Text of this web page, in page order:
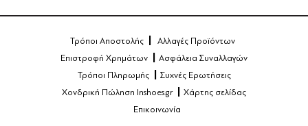
Τρόποι Αποστολής
Αλλαγές Προϊόντων
Επιστροφή Χρημάτων
Ασφάλεια Συναλλαγών
Τρόποι Πληρωμής
Συχνές Ερωτήσεις
Χονδρική Πώληση Inshoes.gr
Χάρτης σελίδας
Επικοινωνία